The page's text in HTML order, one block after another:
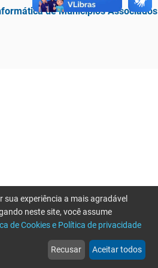
de Municípios Associados
web
Notícias
more_horiz
Mais
experiência a mais agradável
neste site, você assume
de Cookies e Política de privacidade
Recusar Aceitar todos
por favor tente novamente